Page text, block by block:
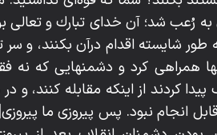
به رُعب شد؛ آن خداى تبارك و
طور شايسته اقدام درآن بكنند، و
همراهى كرد و دشمنهايى كه نه
كردند از اينكه مقابله كنند، و
انجام نبود. پس پيروزى ما